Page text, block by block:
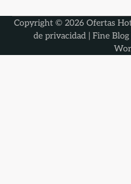
Copyright © 2026 Ofertas
de privacidad| Fine Blog